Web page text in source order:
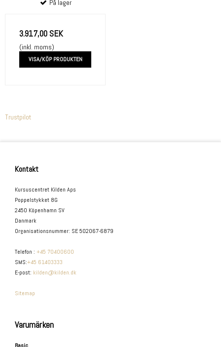
På lager
3.917,00 SEK
(inkl. moms)
VISA/KÖP PRODUKTEN
Trustpilot
Kontakt
Kursuscentret Kilden Aps
Poppelstykket 8G
2450 Köpenhamn SV
Danmark
Organisationsnummer: SE 502067-6879
Telefon : +45 70400600
SMS:+45 61403333
E-post: kilden@kilden.dk
Sitemap
Varumärken
Basic